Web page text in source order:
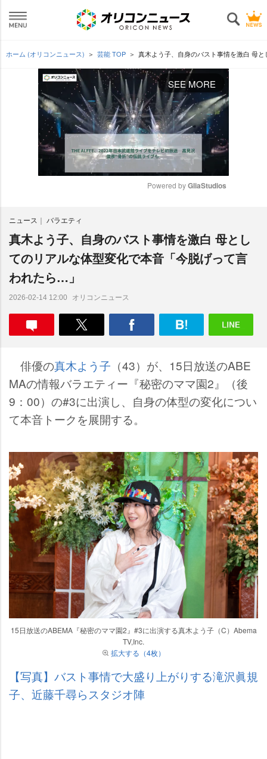
ホーム (オリコンニュース) 芸能 TOP 真木よう子、自身のバスト事情を激白 母
SEE MORE
t
e
Powered by GliaStudios
ニュース バラエティ
真木よう子、自身のバスト事情を激白 母とし
てのリアルな体型変化で本音「今脱げって言
われたら…」
2026-02-14 12:00 オリコンニュース
俳優の真木よう子 （43）が、15日放送のABE
MAの情報バラエティー『秘密のママ園2』（後
9：00）の#3に出演し、自身の体型の変化につい
て本音トークを展開する。
15日放送のABEMA『秘密のママ園2』#3に出演する真木よう子（C）Abema
TV,Inc.
拡大する（4枚）
【写真】バスト事情で大盛り上がりする滝沢眞規
子、近藤千尋らスタジオ陣